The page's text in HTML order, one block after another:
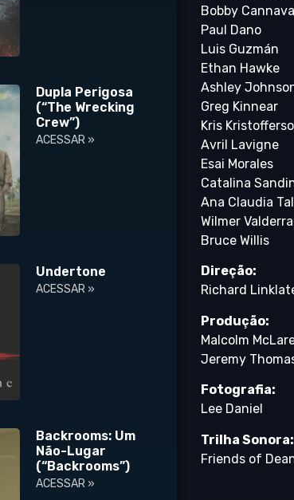
Dupla Perigosa
(“The Wrecking
Crew”)
ACESSAR »
Undertone
ACESSAR »
Backrooms: Um
Não-Lugar
(“Backrooms”)
ACESSAR »
Bobby
Paul Dano
Luis Guzmán
Ethan Hawke
Ashley
Greg Kinnear
Kris
Avril Lavigne
Esai Morales
Catalina
Ana Claudia
Wilmer
Bruce Willis
Direção:
Richard
Produção:
Malcolm
Jeremy
Fotografia:
Lee Daniel
Trilha Sonora:
Friends of